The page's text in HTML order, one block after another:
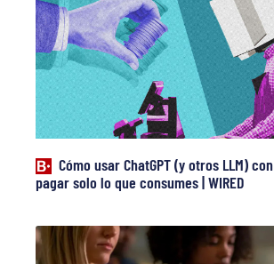
Cómo usar ChatGPT (y otros LLM)
pagar solo lo que consumes | WIRED